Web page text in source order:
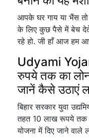
आपके घर गाय या भैंस
के लिए कुछ पैसे में बेच
रहे हो. जी हाँ आज हम
Udyami
रुपये तक का लोन
जानें कैसे उठाएं
बिहार सरकार युवा
तहत 10 लाख रूपये तक
योजना में दिए जाने वाले